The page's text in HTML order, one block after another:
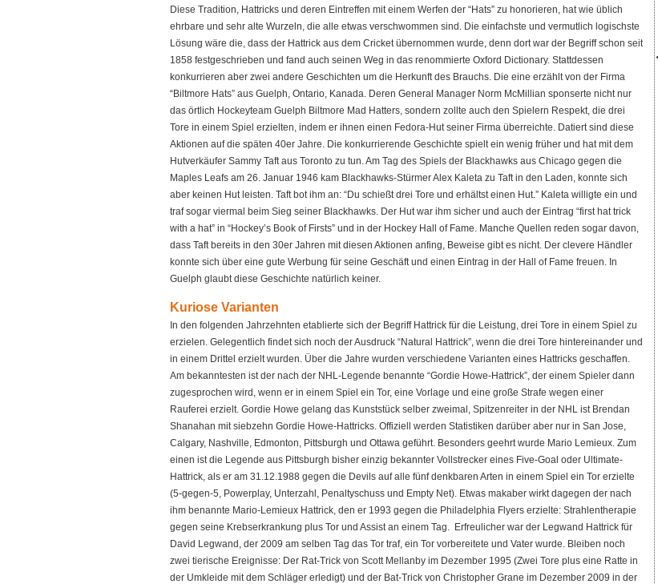
Diese Tradition, Hattricks und deren Eintreffen mit einem Werfen der “Hats” zu honorieren, hat wie üblich
ehrbare und sehr alte Wurzeln, die alle etwas verschwommen sind. Die einfachste und vermutlich logischste
Lösung wäre die, dass der Hattrick aus dem Cricket übernommen wurde, denn dort war der Begriff schon seit
1858 festgeschrieben und fand auch seinen Weg in das renommierte Oxford Dictionary. Stattdessen
konkurrieren aber zwei andere Geschichten um die Herkunft des Brauchs. Die eine erzählt von der Firma
“Biltmore Hats” aus Guelph, Ontario, Kanada. Deren General Manager Norm McMillian sponserte nicht nur
das örtlich Hockeyteam Guelph Biltmore Mad Hatters, sondern zollte auch den Spielern Respekt, die drei
Tore in einem Spiel erzielten, indem er ihnen einen Fedora-Hut seiner Firma überreichte. Datiert sind diese
Aktionen auf die späten 40er Jahre. Die konkurrierende Geschichte spielt ein wenig früher und hat mit dem
Hutverkäufer Sammy Taft aus Toronto zu tun. Am Tag des Spiels der Blackhawks aus Chicago gegen die
Maples Leafs am 26. Januar 1946 kam Blackhawks-Stürmer Alex Kaleta zu Taft in den Laden, konnte sich
aber keinen Hut leisten. Taft bot ihm an: “Du schießt drei Tore und erhältst einen Hut.” Kaleta willigte ein und
traf sogar viermal beim Sieg seiner Blackhawks. Der Hut war ihm sicher und auch der Eintrag “first hat trick
with a hat” in “Hockey’s Book of Firsts” und in der Hockey Hall of Fame. Manche Quellen reden sogar davon,
dass Taft bereits in den 30er Jahren mit diesen Aktionen anfing, Beweise gibt es nicht. Der clevere Händler
konnte sich über eine gute Werbung für seine Geschäft und einen Eintrag in der Hall of Fame freuen. In
Guelph glaubt diese Geschichte natürlich keiner.
Kuriose Varianten
In den folgenden Jahrzehnten etablierte sich der Begriff Hattrick für die Leistung, drei Tore in einem Spiel zu
erzielen. Gelegentlich findet sich noch der Ausdruck “Natural Hattrick”, wenn die drei Tore hintereinander und
in einem Drittel erzielt wurden. Über die Jahre wurden verschiedene Varianten eines Hattricks geschaffen.
Am bekanntesten ist der nach der NHL-Legende benannte “Gordie Howe-Hattrick”, der einem Spieler dann
zugesprochen wird, wenn er in einem Spiel ein Tor, eine Vorlage und eine große Strafe wegen einer
Rauferei erzielt. Gordie Howe gelang das Kunststück selber zweimal, Spitzenreiter in der NHL ist Brendan
Shanahan mit siebzehn Gordie Howe-Hattricks. Offiziell werden Statistiken darüber aber nur in San Jose,
Calgary, Nashville, Edmonton, Pittsburgh und Ottawa geführt. Besonders geehrt wurde Mario Lemieux. Zum
einen ist die Legende aus Pittsburgh bisher einzig bekannter Vollstrecker eines Five-Goal oder Ultimate-
Hattrick, als er am 31.12.1988 gegen die Devils auf alle fünf denkbaren Arten in einem Spiel ein Tor erzielte
(5-gegen-5, Powerplay, Unterzahl, Penaltyschuss und Empty Net). Etwas makaber wirkt dagegen der nach
ihm benannte Mario-Lemieux Hattrick, den er 1993 gegen die Philadelphia Flyers erzielte: Strahlentherapie
gegen seine Krebserkrankung plus Tor und Assist an einem Tag. Erfreulicher war der Legwand Hattrick für
David Legwand, der 2009 am selben Tag das Tor traf, ein Tor vorbereitete und Vater wurde. Bleiben noch
zwei tierische Ereignisse: Der Rat-Trick von Scott Mellanby im Dezember 1995 (Zwei Tore plus eine Ratte in
der Umkleide mit dem Schläger erledigt) und der Bat-Trick von Christopher Grane im Dezember 2009 in der